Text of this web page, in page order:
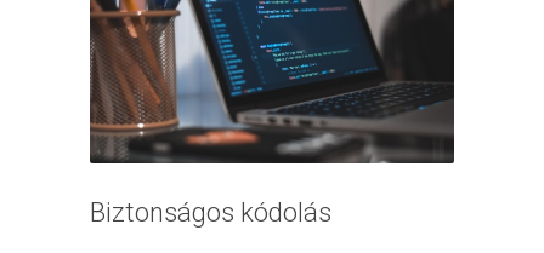
Biztonságos kódolás